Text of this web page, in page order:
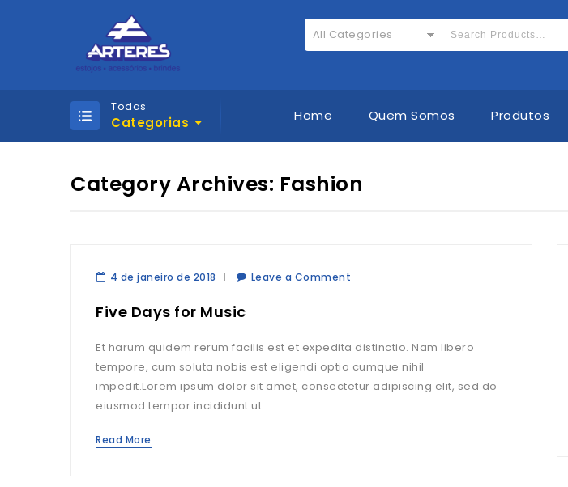
All Categories
Todas
Categorias Home Quem Somos Produtos
Category Archives: Fashion
4 de janeiro de 2018 Leave a Comment
Five Days for Music
Et harum quidem rerum facilis est et expedita distinctio. Nam libero
tempore, cum soluta nobis est eligendi optio cumque nihil
impedit.Lorem ipsum dolor sit amet, consectetur adipiscing elit, sed do
eiusmod tempor incididunt ut.
Read More